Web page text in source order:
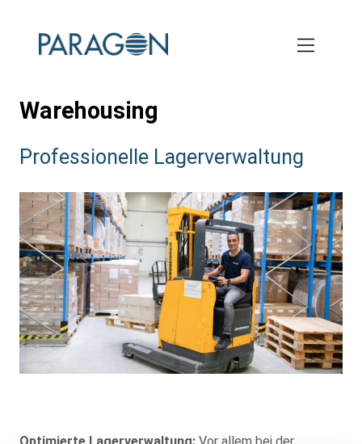
Warehousing
Subtitle:
Professionelle Lagerverwaltung